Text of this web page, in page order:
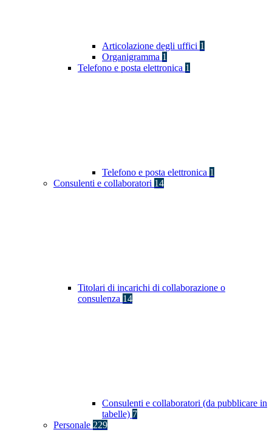
Articolazione degli uffici 1
Organigramma 1
Telefono e posta elettronica 1
Telefono e posta elettronica 1
Consulenti e collaboratori 14
Titolari di incarichi di collaborazione o
consulenza 14
Consulenti e collaboratori (da pubblicare in
tabelle) 7
Personale 229